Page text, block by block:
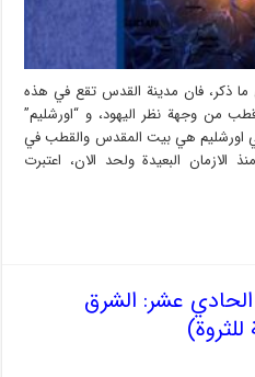
ما ذكر، فان مدينة القدس تقع في هذه
من وجهة نظر اليهود، و “اورشليم”
اورشليم هي بيت المقدس والقطب في
البعيدة ولحد الان، اعتبرت
عشر: الشرق
للثروة)